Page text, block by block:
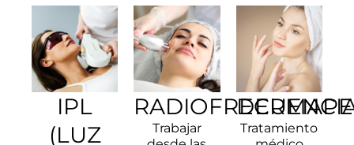
IPL
(LUZ
Trabajar
Tratamiento